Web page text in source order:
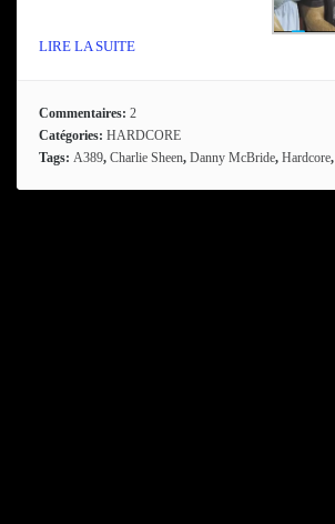
LIRE LA SUITE
Commentaires: 2
Catégories: HARDCORE
Tags: A389, Charlie Sheen, Danny McBride, Hardcore,